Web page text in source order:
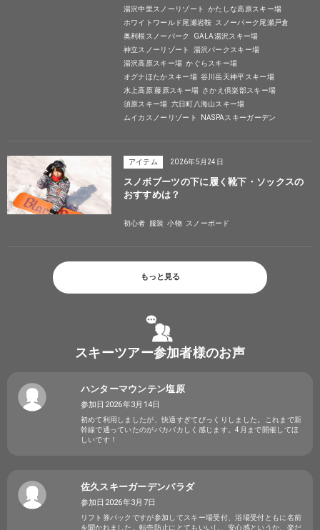
湯沢中里スノーリゾート
かたしな高原スキー場
ホワイトワールド尾瀬岩鞍 スノーパーク尾瀬戸倉
奥利根スノーパーク
GALA湯沢スキー場
神立スノーリゾート
湯沢パークスキー場
湯沢高原スキー場 かぐらスキー場
オグナほたかスキー場 谷川岳天神平スキー場
水上高原 藤原スキー場 さかえ倶楽部スキー場
須原スキー場 六日町八海山スキー場
ムイカスノーリゾート
NASPAスキーガーデン
アイテム 2026年5月24日
スノボブーツの下に履く靴下・ソックスの
おすすめは？
初心者 服装 小物 スノーボード
もっと見る
スキーツアー参加者様のお声
ハンターマウンテン塩原
参加日2026年3月14日
初めて利用しましたが、快適すぎてびっくりしました。これまで新
幹線で通っていたのがバカバカしく感じます。4月まで開催してほ
しいです！
佐久スキーガーデンパラダ
参加日2026年3月7日
リフト券パックですが参加してスキー場受付、浴場受付ともに名前
を聞かれました。転売防止にとてもいいし、安心感というか、楽だ